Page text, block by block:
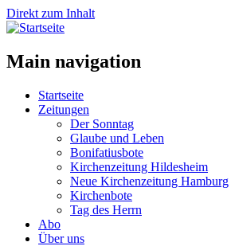
Direkt zum Inhalt
Main navigation
Startseite
Zeitungen
Der Sonntag
Glaube und Leben
Bonifatiusbote
Kirchenzeitung Hildesheim
Neue Kirchenzeitung Hamburg
Kirchenbote
Tag des Herrn
Abo
Über uns